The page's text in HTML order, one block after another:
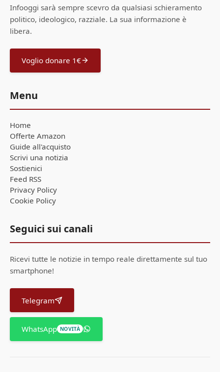
Infooggi sarà sempre scevro da qualsiasi schieramento
politico, ideologico, razziale. La sua informazione è
libera.
Voglio donare 1€
Menu
Home
Offerte Amazon
Guide all'acquisto
Scrivi una notizia
Sostienici
Feed RSS
Privacy Policy
Cookie Policy
Seguici sui canali
Ricevi tutte le notizie in tempo reale direttamente sul tuo
smartphone!
Telegram
WhatsApp NOVITÀ